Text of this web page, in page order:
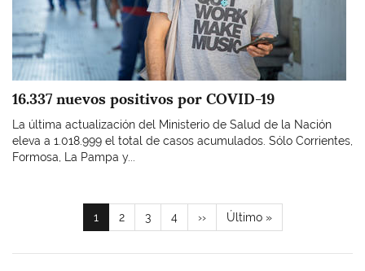
16.337 nuevos positivos por COVID-19
La última actualización del Ministerio de Salud de la Nación
eleva a 1.018.999 el total de casos acumulados. Sólo Corrientes,
Formosa, La Pampa y...
Paginación
Página
actual
1 Page
2 Page
3 Page
4
Siguiente
página
››
Última
página
Último »